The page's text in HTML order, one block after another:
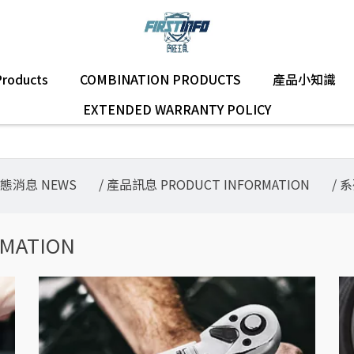
COMBINATION PRODUCTS
產品小知識
EXTENDED WARRANTY POLICY
消息 NEWS / 產品訊息 PRODUCT INFORMATION /